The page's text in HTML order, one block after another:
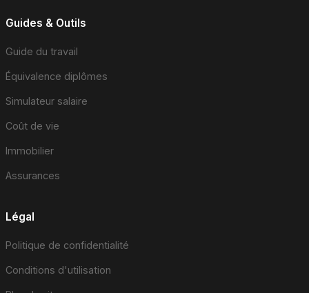
Guides & Outils
Guide du travail
Équivalence diplômes
Simulateur salaire
Coût de vie
Immobilier
Assurances
Légal
Politique de confidentialité
Conditions d'utilisation